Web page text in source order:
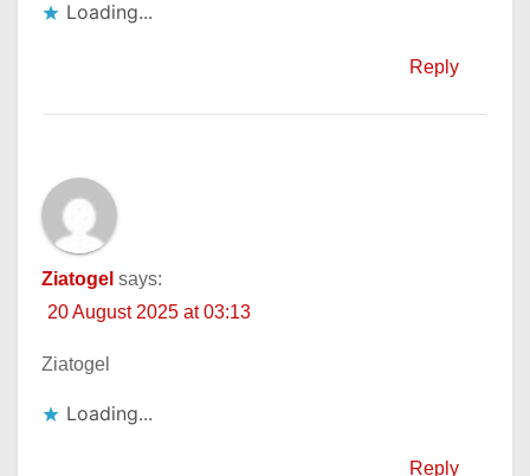
Loading...
Reply
Ziatogel says:
20 August 2025 at 03:13
Ziatogel
Loading...
Reply